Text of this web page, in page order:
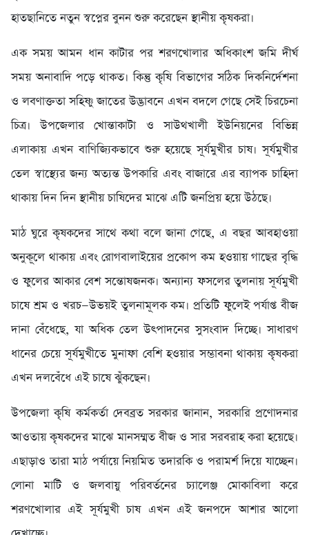
হাতছানিতে নতুন স্বপ্নের বুনন শুরু করেছেন স্থানীয় কৃষকরা।
​এক সময় আমন ধান কাটার পর শরণখোলার অধিকাংশ জমি দীর্ঘ
সময় অনাবাদি পড়ে থাকত। কিন্তু কৃষি বিভাগের সঠিক দিকনির্দেশনা
ও লবণাক্ততা সহিষ্ণু জাতের উদ্ভাবনে এখন বদলে গেছে সেই চিরচেনা
চিত্র। উপজেলার খোন্তাকাটা ও সাউথখালী ইউনিয়নের বিভিন্ন
এলাকায় এখন বাণিজ্যিকভাবে শুরু হয়েছে সূর্যমুখীর চাষ। সূর্যমুখীর
তেল স্বাস্থ্যের জন্য অত্যন্ত উপকারি এবং বাজারে এর ব্যাপক চাহিদা
থাকায় দিন দিন স্থানীয় চাষিদের মাঝে এটি জনপ্রিয় হয়ে উঠছে।
​মাঠ ঘুরে কৃষকদের সাথে কথা বলে জানা গেছে, এ বছর আবহাওয়া
অনুকূলে থাকায় এবং রোগবালাইয়ের প্রকোপ কম হওয়ায় গাছের বৃদ্ধি
ও ফুলের আকার বেশ সন্তোষজনক। অন্যান্য ফসলের তুলনায় সূর্যমুখী
চাষে শ্রম ও খরচ—উভয়ই তুলনামূলক কম। প্রতিটি ফুলেই পর্যাপ্ত বীজ
দানা বেঁধেছে, যা অধিক তেল উৎপাদনের সুসংবাদ দিচ্ছে। সাধারণ
ধানের চেয়ে সূর্যমুখীতে মুনাফা বেশি হওয়ার সম্ভাবনা থাকায় কৃষকরা
এখন দলবেঁধে এই চাষে ঝুঁকছেন।
​উপজেলা কৃষি কর্মকর্তা দেবব্রত সরকার জানান, সরকারি প্রণোদনার
আওতায় কৃষকদের মাঝে মানসম্মত বীজ ও সার সরবরাহ করা হয়েছে।
এছাড়াও তারা মাঠ পর্যায়ে নিয়মিত তদারকি ও পরামর্শ দিয়ে যাচ্ছেন।
লোনা মাটি ও জলবায়ু পরিবর্তনের চ্যালেঞ্জ মোকাবিলা করে
শরণখোলার এই সূর্যমুখী চাষ এখন এই জনপদে আশার আলো